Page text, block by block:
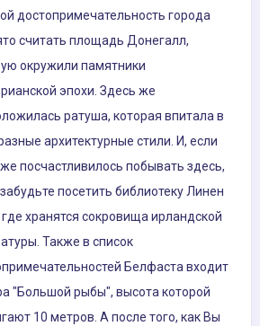
достопримечательность города
считать площадь Донегалл,
окружили памятники
эпохи. Здесь же
ратуша, которая впитала в
архитектурные стили. И, если
посчастливилось побывать здесь,
посетить библиотеку Линен
хранятся сокровища ирландской
Также в список
Белфаста входит
"Большой рыбы", высота которой
10 метров. А после того, как Вы